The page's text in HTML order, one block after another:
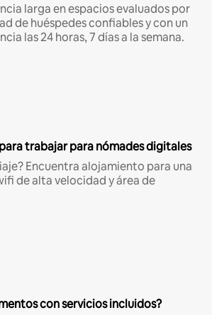
larga en espacios evaluados por
de huéspedes confiables y con un
las 24 horas, 7 días a la semana.
trabajar para nómades digitales
Encuentra alojamiento para una
de alta velocidad y área de
con servicios incluidos?